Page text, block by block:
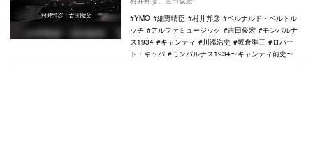
文を掲載す…
YMO
細野晴臣 村井邦彦
ベルナルド・ベルトル
ッチ
アルファミュージック 吉田俊宏
モンパルナ
ス1934
キャンティ 川添浩史 坂倉準三
ロバー
ト・キャパ
モンパルナス1934〜キャンティ前史〜